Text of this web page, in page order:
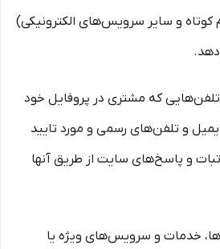
کوتاه و سایر سرویس‌های الکترونیکی)
که مشتری در پروفایل خود
و تلفن‌های رسمی و مورد تایید
و پاسخ‌های سایت از طریق آنها
خدمات و سرویس‌های ویژه یا